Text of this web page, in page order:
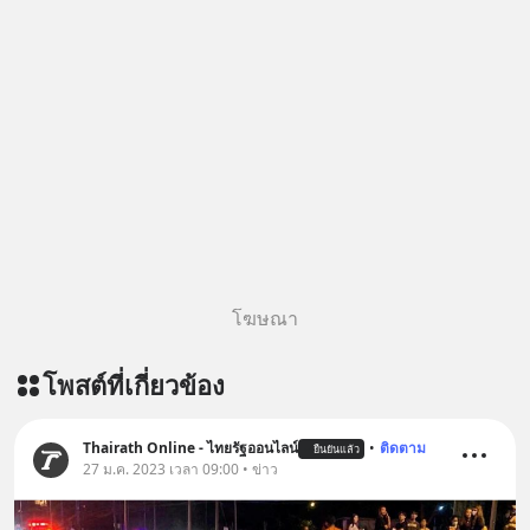
โฆษณา
โพสต์ที่เกี่ยวข้อง
Thairath Online - ไทยรัฐออนไลน์ ยืนยันแล้ว • ติดตาม
27 ม.ค. 2023 เวลา 09:00 • ข่าว